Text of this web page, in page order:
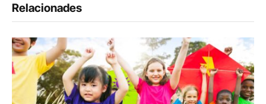
Relacionades